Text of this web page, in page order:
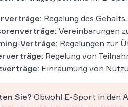
Regelung des
Vereinbarungen
Verträge: Regelungen zur
Regelung von
Einräumung von
Sie? Obwohl E-Sport in den